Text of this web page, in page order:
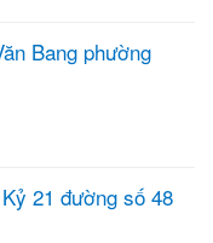
Bang phường
21 đường số 48